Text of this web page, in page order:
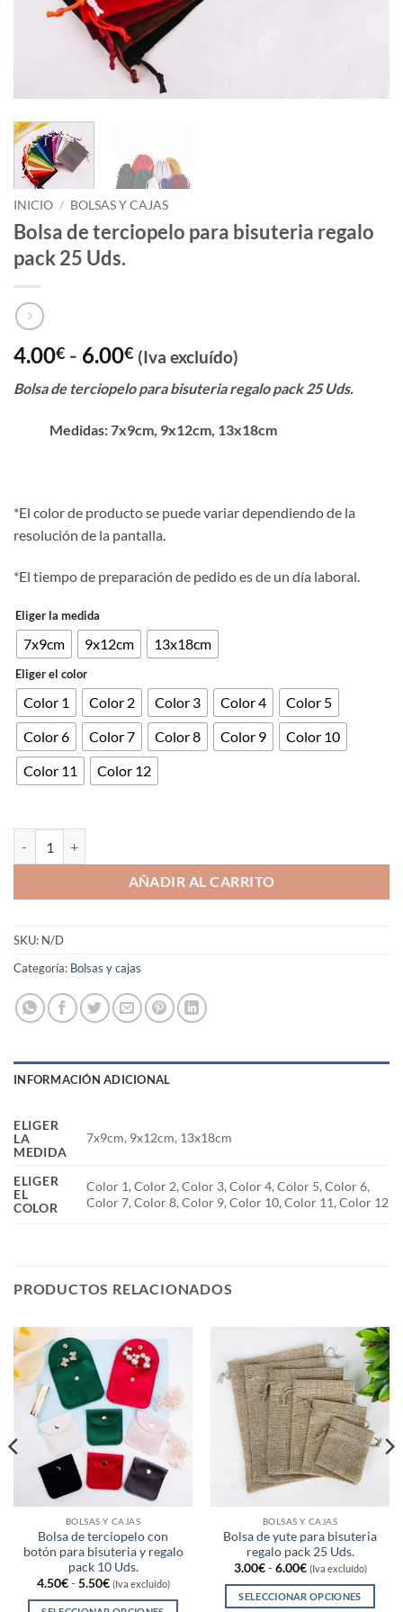
INICIO / BOLSAS Y CAJAS
Bolsa de terciopelo para bisuteria regalo
pack 25 Uds.
4.00€ - 6.00€Rango
precios:
desde
4.00€
(Iva excluído)
Bolsa de terciopelo para bisuteria regalo pack 25 Uds.
Medidas: 7x9cm, 9x12cm, 13x18cm
*El color de producto se puede variar dependiendo de la
resolución de la pantalla.
*El tiempo de preparación de pedido es de un día laboral.
Eliger la medida
7x9cm 9x12cm 13x18cm
Eliger el color
Color 1 Color 2 Color 3 Color 4
Color 5
Color 6
Color 7 Color 8 Color 9
Color 10
Color 11
Color 12
AÑADIR AL CARRITO
SKU: N/D
Categoría: Bolsas y cajas
INFORMACIÓN ADICIONAL
ELIGER
LA
MEDIDA
7x9cm, 9x12cm, 13x18cm
ELIGER
EL
COLOR
Color 1, Color 2, Color 3, Color 4, Color 5, Color 6,
Color 7, Color 8, Color 9, Color 10, Color 11, Color 12
PRODUCTOS RELACIONADOS
BOLSAS Y CAJAS
Bolsa de terciopelo con
botón para bisuteria y regalo
pack 10 Uds.
4.50€ - 5.50€Rango
de
precios:
(Iva excluído)
BOLSAS Y CAJAS
Bolsa de yute para bisuteria
regalo pack 25 Uds.
3.00€ - 6.00€Rango
de
precios:
desde
(Iva excluído)
SELECCIONAR OPCIONES